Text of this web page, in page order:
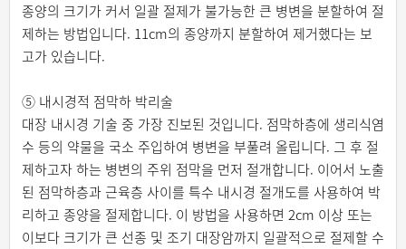
종양의 크기가 커서 일괄 절제가 불가능한 큰 병변을 분할하여 절
제하는 방법입니다. 11cm의 종양까지 분할하여 제거했다는 보
고가 있습니다.
⑤ 내시경적 점막하 박리술
대장 내시경 기술 중 가장 진보된 것입니다. 점막하층에 생리식염
수 등의 약물을 국소 주입하여 병변을 부풀려 올립니다. 그 후 절
제하고자 하는 병변의 주위 점막을 먼저 절개합니다. 이어서 노출
된 점막하층과 근육층 사이를 특수 내시경 절개도를 사용하여 박
리하고 종양을 절제합니다. 이 방법을 사용하면 2cm 이상 또는
이보다 크기가 큰 선종 및 조기 대장암까지 일괄적으로 절제할 수